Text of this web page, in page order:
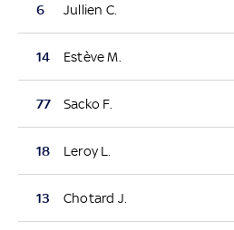
6 Jullien C.
14 Estève M.
77 Sacko F.
18 Leroy L.
13 Chotard J.